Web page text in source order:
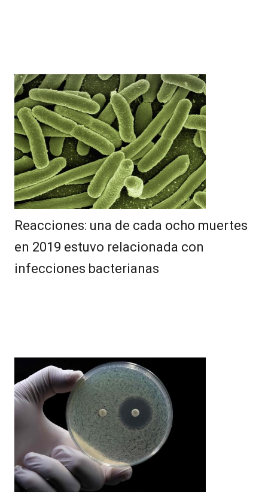
Reacciones: una de cada ocho muertes
en 2019 estuvo relacionada con
infecciones bacterianas